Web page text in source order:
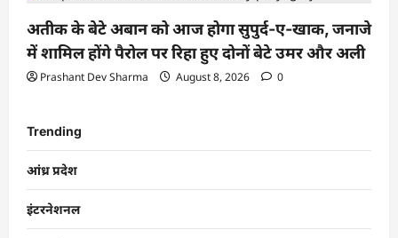
अतीक के बेटे अबान को आज होगा सुपुर्द-ए-खाक, जनाजे
में शामिल होंगे पैरोल पर रिहा हुए दोनों बेटे उमर और अली
Prashant Dev Sharma August 8, 2026 0
Trending
आंध्र प्रदेश
इंटरनेशनल